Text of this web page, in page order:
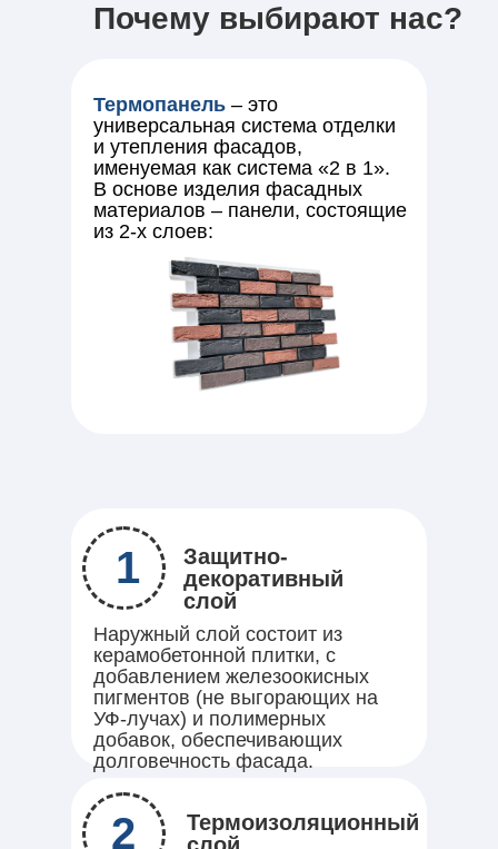
Термоизоляционный
2
Защитно-
декоративный
слой
1
Наружный слой состоит из
керамобетонной плитки, с
добавлением железоокисных
пигментов (не выгорающих на
УФ-лучах) и полимерных
добавок, обеспечивающих
долговечность фасада.
Почему выбирают нас?
Термопанель – это
универсальная система отделки
и утепления фасадов,
именуемая как система «2 в 1».
В основе изделия фасадных
материалов – панели, состоящие
из 2-х слоев: